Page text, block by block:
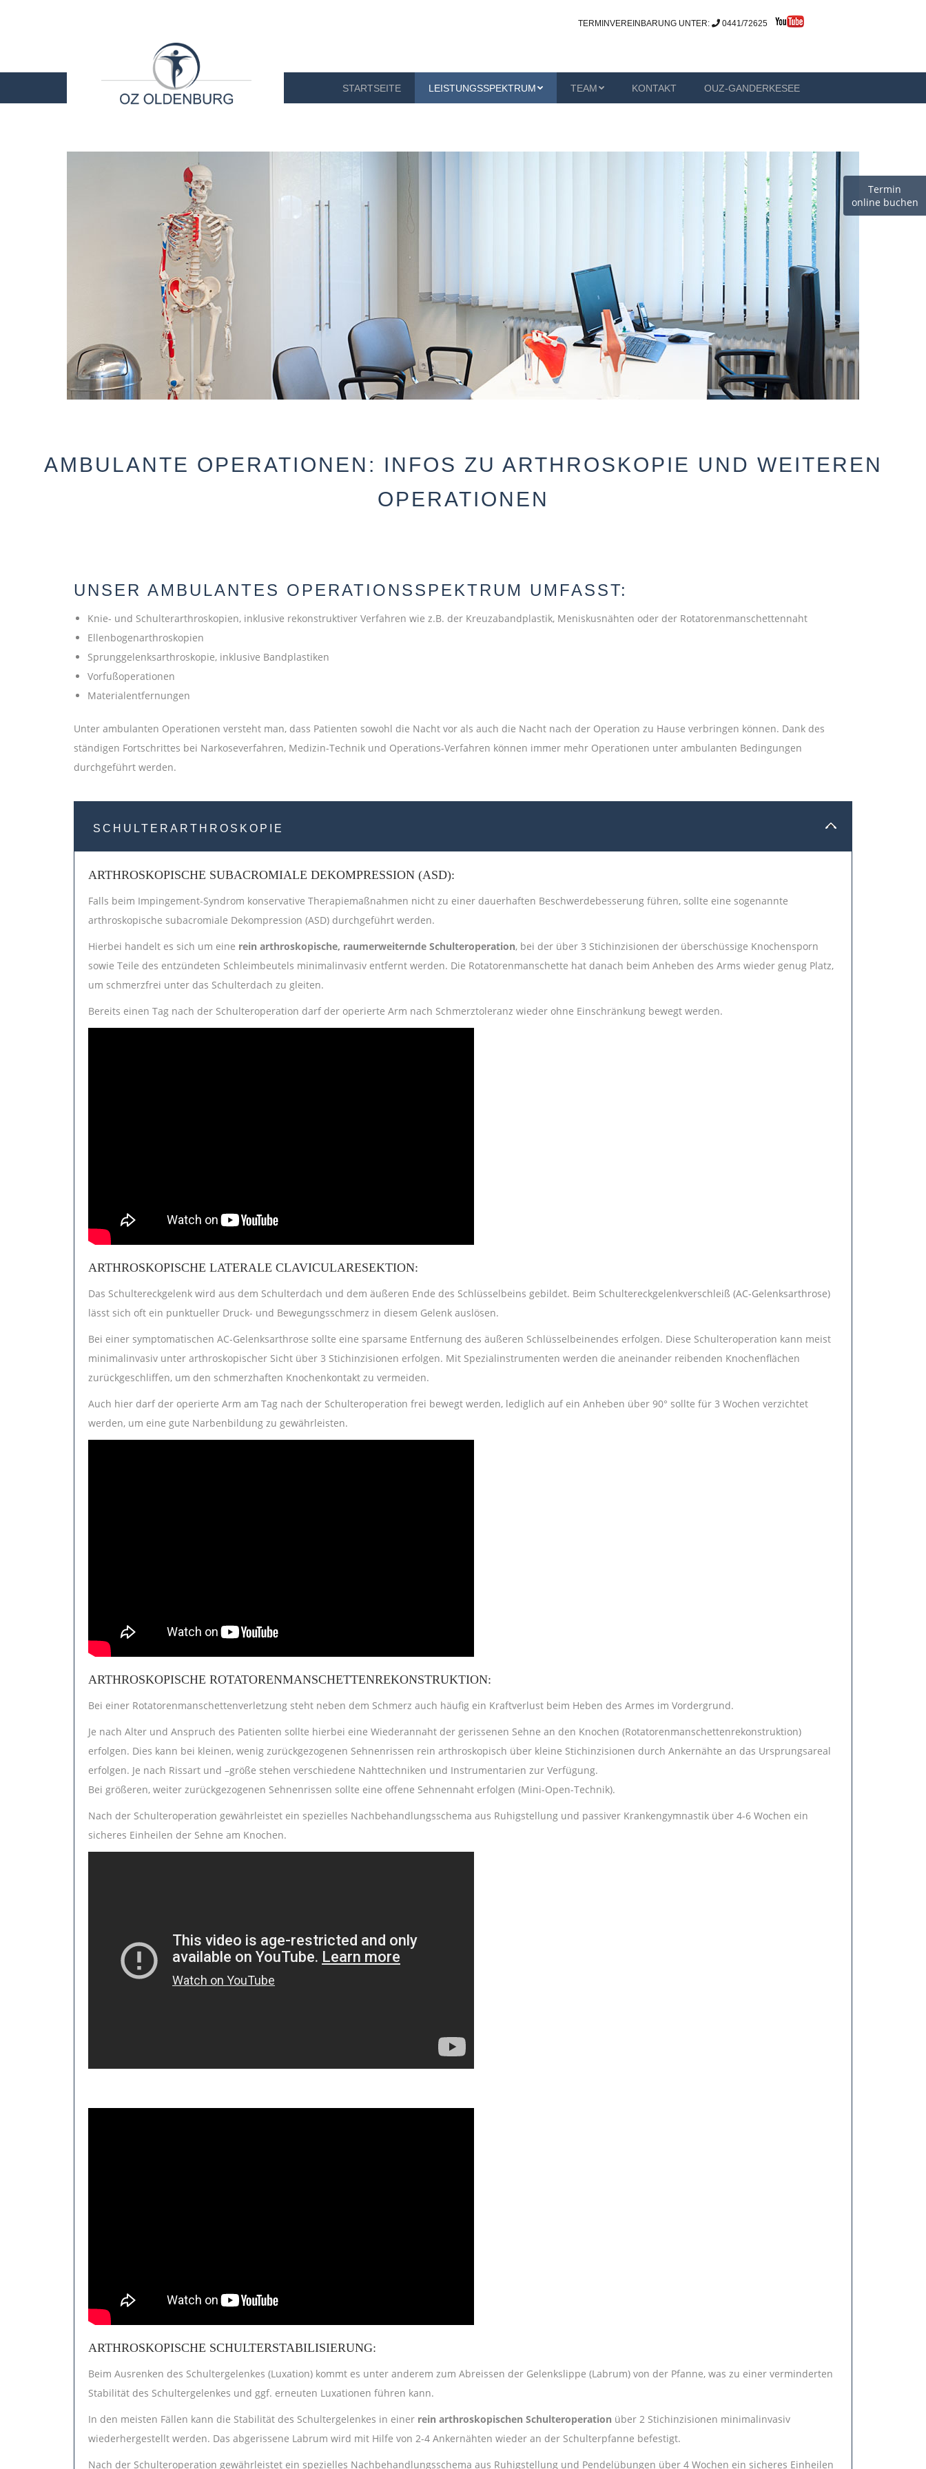
TERMINVEREINBARUNG UNTER: 0441/72625
STARTSEITE LEISTUNGSSPEKTRUM TEAM KONTAKT OUZ-GANDERKESEE
AMBULANTE OPERATIONEN: INFOS ZU ARTHROSKOPIE UND WEITEREN
OPERATIONEN
UNSER AMBULANTES OPERATIONSSPEKTRUM UMFASST:
Knie- und Schulterarthroskopien, inklusive rekonstruktiver Verfahren wie z.B. der Kreuzabandplastik, Meniskusnähten oder der Rotatorenmanschettennaht
Ellenbogenarthroskopien
Sprunggelenksarthroskopie, inklusive Bandplastiken
Vorfußoperationen
Materialentfernungen
Unter ambulanten Operationen versteht man, dass Patienten sowohl die Nacht vor als auch die Nacht nach der Operation zu Hause verbringen können. Dank des
ständigen Fortschrittes bei Narkoseverfahren, Medizin-Technik und Operations-Verfahren können immer mehr Operationen unter ambulanten Bedingungen
durchgeführt werden.
SCHULTERARTHROSKOPIE
ARTHROSKOPISCHE SUBACROMIALE DEKOMPRESSION (ASD):
Falls beim Impingement-Syndrom konservative Therapiemaßnahmen nicht zu einer dauerhaften Beschwerdebesserung führen, sollte eine sogenannte
arthroskopische subacromiale Dekompression (ASD) durchgeführt werden.
Hierbei handelt es sich um eine rein arthroskopische, raumerweiternde Schulteroperation, bei der über 3 Stichinzisionen der überschüssige Knochensporn
sowie Teile des entzündeten Schleimbeutels minimalinvasiv entfernt werden. Die Rotatorenmanschette hat danach beim Anheben des Arms wieder genug Platz,
um schmerzfrei unter das Schulterdach zu gleiten.
Bereits einen Tag nach der Schulteroperation darf der operierte Arm nach Schmerztoleranz wieder ohne Einschränkung bewegt werden.
ARTHROSKOPISCHE LATERALE CLAVICULARESEKTION:
Das Schultereckgelenk wird aus dem Schulterdach und dem äußeren Ende des Schlüsselbeins gebildet. Beim Schultereckgelenkverschleiß (AC-Gelenksarthrose)
lässt sich oft ein punktueller Druck- und Bewegungsschmerz in diesem Gelenk auslösen.
Bei einer symptomatischen AC-Gelenksarthrose sollte eine sparsame Entfernung des äußeren Schlüsselbeinendes erfolgen. Diese Schulteroperation kann meist
minimalinvasiv unter arthroskopischer Sicht über 3 Stichinzisionen erfolgen. Mit Spezialinstrumenten werden die aneinander reibenden Knochenflächen
zurückgeschliffen, um den schmerzhaften Knochenkontakt zu vermeiden.
Auch hier darf der operierte Arm am Tag nach der Schulteroperation frei bewegt werden, lediglich auf ein Anheben über 90° sollte für 3 Wochen verzichtet
werden, um eine gute Narbenbildung zu gewährleisten.
ARTHROSKOPISCHE ROTATORENMANSCHETTENREKONSTRUKTION:
Bei einer Rotatorenmanschettenverletzung steht neben dem Schmerz auch häufig ein Kraftverlust beim Heben des Armes im Vordergrund.
Je nach Alter und Anspruch des Patienten sollte hierbei eine Wiederannaht der gerissenen Sehne an den Knochen (Rotatorenmanschettenrekonstruktion)
erfolgen. Dies kann bei kleinen, wenig zurückgezogenen Sehnenrissen rein arthroskopisch über kleine Stichinzisionen durch Ankernähte an das Ursprungsareal
erfolgen. Je nach Rissart und –größe stehen verschiedene Nahttechniken und Instrumentarien zur Verfügung.
Bei größeren, weiter zurückgezogenen Sehnenrissen sollte eine offene Sehnennaht erfolgen (Mini-Open-Technik).
Nach der Schulteroperation gewährleistet ein spezielles Nachbehandlungsschema aus Ruhigstellung und passiver Krankengymnastik über 4-6 Wochen ein
sicheres Einheilen der Sehne am Knochen.
ARTHROSKOPISCHE SCHULTERSTABILISIERUNG:
Beim Ausrenken des Schultergelenkes (Luxation) kommt es unter anderem zum Abreissen der Gelenkslippe (Labrum) von der Pfanne, was zu einer verminderten
Stabilität des Schultergelenkes und ggf. erneuten Luxationen führen kann.
In den meisten Fällen kann die Stabilität des Schultergelenkes in einer rein arthroskopischen Schulteroperation über 2 Stichinzisionen minimalinvasiv
wiederhergestellt werden. Das abgerissene Labrum wird mit Hilfe von 2-4 Ankernähten wieder an der Schulterpfanne befestigt.
Nach der Schulteroperation gewährleistet ein spezielles Nachbehandlungsschema aus Ruhigstellung und Pendelübungen über 4 Wochen ein sicheres Einheilen
Termin
online buchen